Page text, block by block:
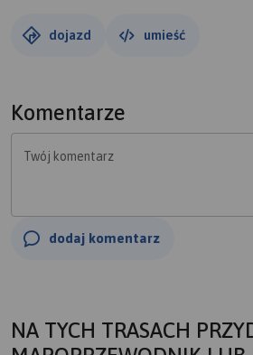
dojazd umieść
Komentarze
Twój komentarz
dodaj komentarz
NA TYCH TRASACH